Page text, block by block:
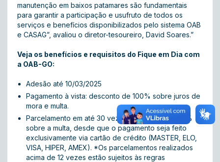
manutenção em baixos patamares são fundamentais
para garantir a participação e usufruto de todos os
serviços e benefícios disponibilizados pelo sistema OAB
e CASAG”, avaliou o diretor-tesoureiro, David Soares.”
Veja os benefícios e requisitos do Fique em Dia com
a OAB-GO:
Adesão até 10/03/2025
Pagamento à vista: desconto de 100% sobre juros de
mora e multa.
Parcelamento em até 30 vezes: desconto de 100%
sobre a multa, desde que o pagamento seja feito
exclusivamente via cartão de crédito (MASTER, ELO,
VISA, HIPER, AMEX). *Os parcelamentos realizados
acima de 12 vezes estão sujeitos às regras